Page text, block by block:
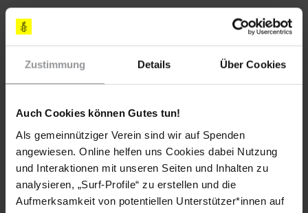
Zustimmung Details Über Cookies
Auch Cookies können Gutes tun!
Als gemeinnütziger Verein sind wir auf Spenden
angewiesen. Online helfen uns Cookies dabei Nutzung
und Interaktionen mit unseren Seiten und Inhalten zu
analysieren, „Surf-Profile“ zu erstellen und die
Aufmerksamkeit von potentiellen Unterstützer*innen auf
Länder
Iran
Themen
Haftbedingungen
Teile diesen Beitrag